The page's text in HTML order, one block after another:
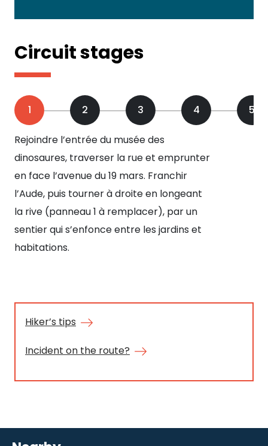
Circuit stages
1 2 3 4 5
Rejoindre l’entrée du musée des
dinosaures, traverser la rue et emprunter
en face l’avenue du 19 mars. Franchir
l’Aude, puis tourner à droite en longeant
la rive (panneau 1 à remplacer), par un
sentier qui s’enfonce entre les jardins et
habitations.
Hiker’s tips
Incident on the route?